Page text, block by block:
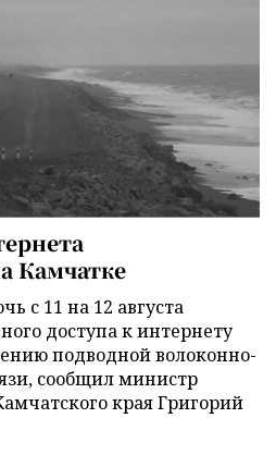
Камчатке
с 11 на 12 августа
доступа к интернету
подводной волоконно-
сообщил министр
края Григорий